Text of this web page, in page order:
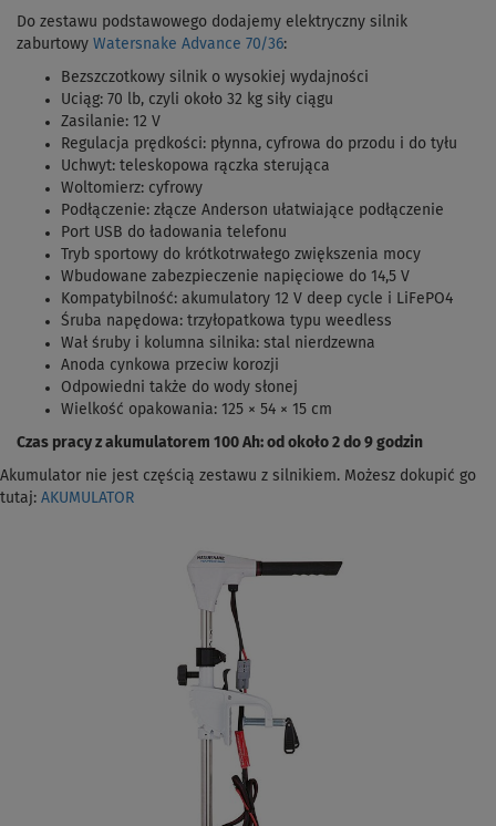
Do zestawu podstawowego dodajemy elektryczny silnik
zaburtowy Watersnake Advance 70/36:
Bezszczotkowy silnik o wysokiej wydajności
Uciąg: 70 lb, czyli około 32 kg siły ciągu
Zasilanie: 12 V
Regulacja prędkości: płynna, cyfrowa do przodu i do tyłu
Uchwyt: teleskopowa rączka sterująca
Woltomierz: cyfrowy
Podłączenie: złącze Anderson ułatwiające podłączenie
Port USB do ładowania telefonu
Tryb sportowy do krótkotrwałego zwiększenia mocy
Wbudowane zabezpieczenie napięciowe do 14,5 V
Kompatybilność: akumulatory 12 V deep cycle i LiFePO4
Śruba napędowa: trzyłopatkowa typu weedless
Wał śruby i kolumna silnika: stal nierdzewna
Anoda cynkowa przeciw korozji
Odpowiedni także do wody słonej
Wielkość opakowania: 125 × 54 × 15 cm
Czas pracy z akumulatorem 100 Ah: od około 2 do 9 godzin
Akumulator nie jest częścią zestawu z silnikiem. Możesz dokupić go
tutaj: AKUMULATOR